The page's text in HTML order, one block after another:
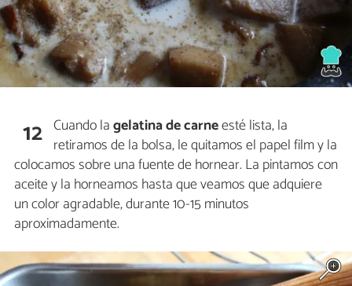
12 Cuando lagelatina de carneesté lista, la
retiramos de la bolsa, le quitamos el papel film y la
colocamos sobre una fuente de hornear. La pintamos con
aceite y la horneamos hasta que veamos que adquiere
un color agradable, durante 10-15 minutos
aproximadamente.